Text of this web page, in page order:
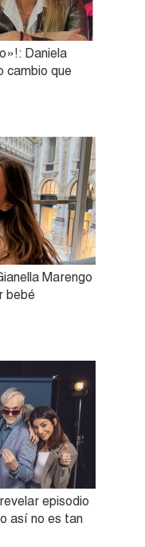
Daniela
cambio que
Marengo
bebé
episodio
así no es tan